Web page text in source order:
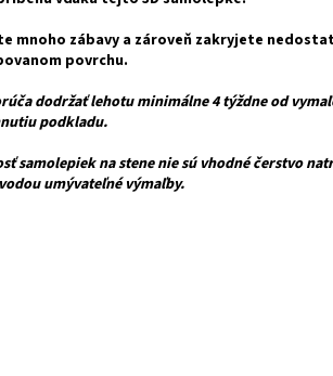
mnoho zábavy a zároveň zakryjete
povrchu.
dodržať lehotu minimálne 4 týždne od
podkladu.
na stene nie sú vhodné čerstvo
umývateľné výmaľby.